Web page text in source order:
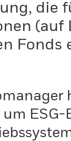
die
Fonds
um